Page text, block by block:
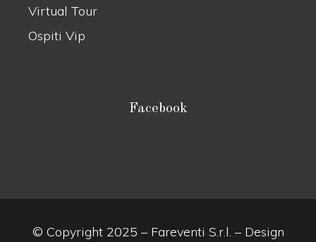
Virtual Tour
Ospiti Vip
Facebook
© Copyright 2025 – Fareventi S.r.l. – Design